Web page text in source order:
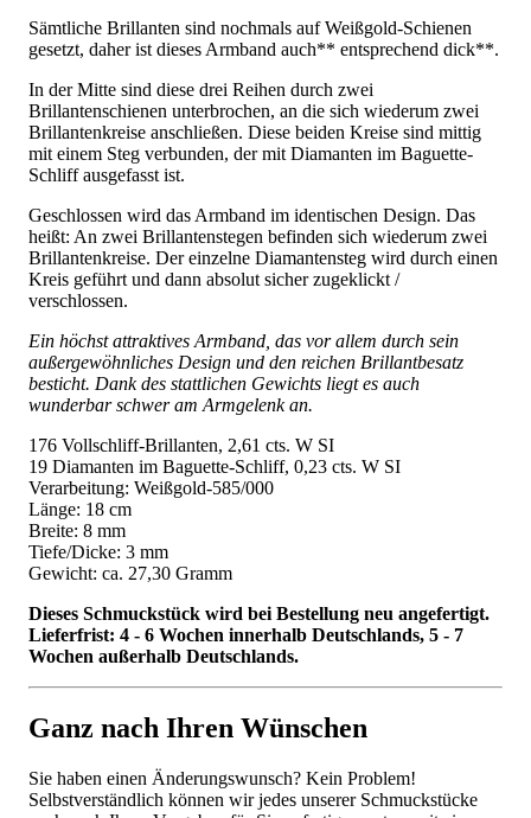
Sämtliche Brillanten sind nochmals auf Weißgold-Schienen
gesetzt, daher ist dieses Armband auch** entsprechend dick**.
In der Mitte sind diese drei Reihen durch zwei
Brillantenschienen unterbrochen, an die sich wiederum zwei
Brillantenkreise anschließen. Diese beiden Kreise sind mittig
mit einem Steg verbunden, der mit Diamanten im Baguette-
Schliff ausgefasst ist.
Geschlossen wird das Armband im identischen Design. Das
heißt: An zwei Brillantenstegen befinden sich wiederum zwei
Brillantenkreise. Der einzelne Diamantensteg wird durch einen
Kreis geführt und dann absolut sicher zugeklickt /
verschlossen.
Ein höchst attraktives Armband, das vor allem durch sein
außergewöhnliches Design und den reichen Brillantbesatz
besticht. Dank des stattlichen Gewichts liegt es auch
wunderbar schwer am Armgelenk an.
176 Vollschliff-Brillanten, 2,61 cts. W SI
19 Diamanten im Baguette-Schliff, 0,23 cts. W SI
Verarbeitung: Weißgold-585/000
Länge: 18 cm
Breite: 8 mm
Tiefe/Dicke: 3 mm
Gewicht: ca. 27,30 Gramm
Dieses Schmuckstück wird bei Bestellung neu angefertigt.
Lieferfrist: 4 - 6 Wochen innerhalb Deutschlands, 5 - 7
Wochen außerhalb Deutschlands.
Ganz nach Ihren Wünschen
Sie haben einen Änderungswunsch? Kein Problem!
Selbstverständlich können wir jedes unserer Schmuckstücke